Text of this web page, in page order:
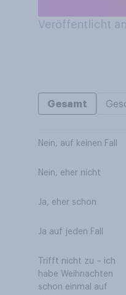
Veröffentlicht
Gesamt
Nein, auf keinen Fall
Nein, eher nicht
Ja, eher schon
Ja auf jeden Fall
Trifft nicht zu – ich
habe Weihnachten
schon einmal auf